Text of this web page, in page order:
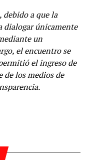
a que la
dialogar únicamente
un
el encuentro se
el ingreso de
de los medios de